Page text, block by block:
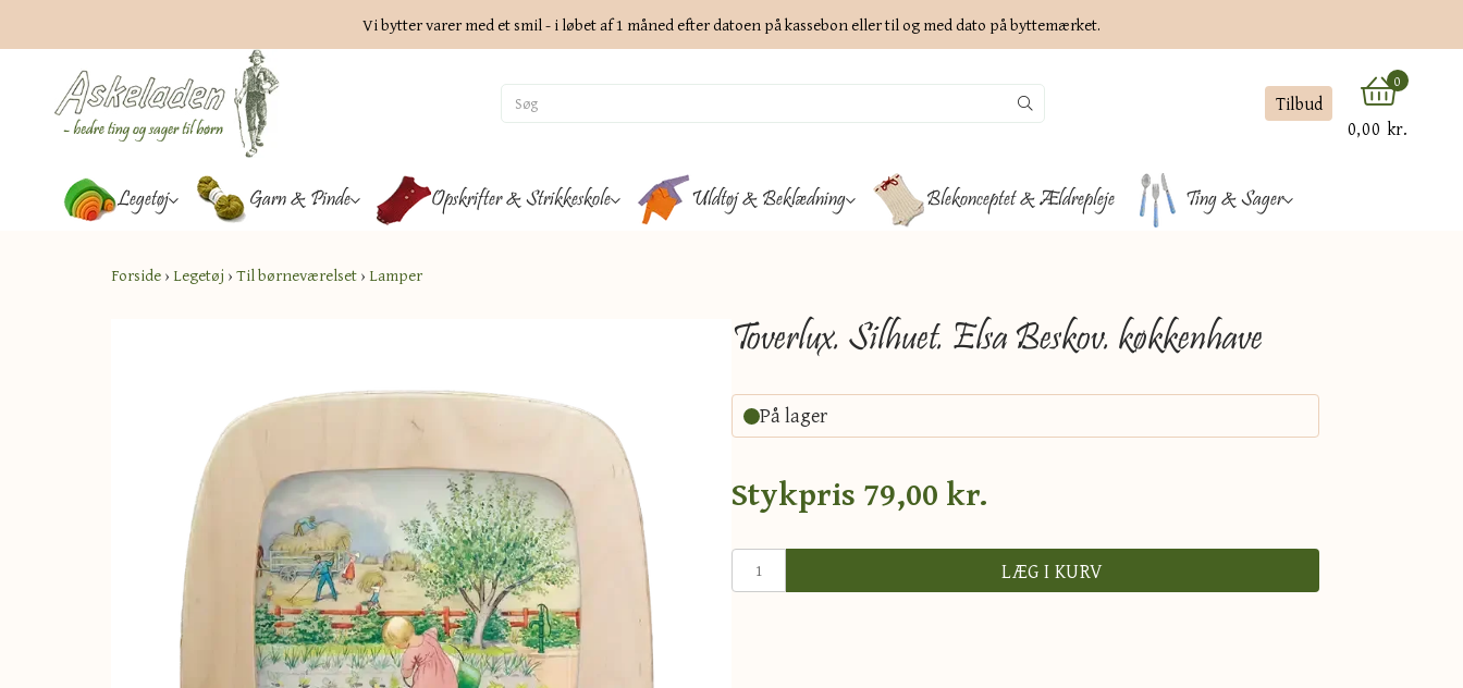
Vi bytter varer med et smil - i løbet af 1 måned efter datoen på kassebon eller til og med dato på byttemærket.
Tilbud
0
0,00 kr.
Legetøj Garn & Pinde Opskrifter & Strikkeskole Uldtøj & Beklædning Blekonceptet & Ældrepleje Ting & Sager
Forside› Legetøj ›Til børneværelset› Lamper
Toverlux. Silhuet. Elsa Beskov. køkkenhave
På lager
Stykpris 79,00 kr.
LÆG I KURV